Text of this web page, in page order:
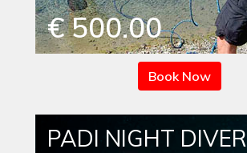
€ 500.00
Book Now
PADI NIGHT DIVER